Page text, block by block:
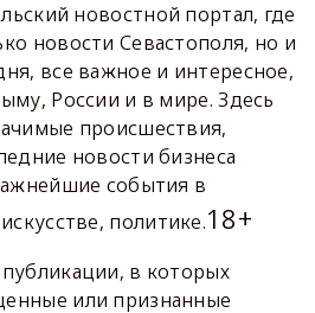
новостной портал, где
новости Севастополя, но и
все важное и интересное,
России и в мире. Здесь
происшествия,
новости бизнеса
события в
политике.18+
в которых
или признанные